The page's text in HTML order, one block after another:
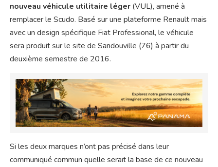
nouveau véhicule utilitaire léger (VUL), amené à
remplacer le Scudo. Basé sur une plateforme Renault mais
avec un design spécifique Fiat Professional, le véhicule
sera produit sur le site de Sandouville (76) à partir du
deuxième semestre de 2016.
Si les deux marques n’ont pas précisé dans leur
communiqué commun quelle serait la base de ce nouveau